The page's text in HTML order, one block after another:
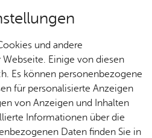
und andere
Einige von diesen
Es können personenbezogene
für personalisierte Anzeigen
von Anzeigen und Inhalten
Informationen über die
Daten finden Sie in